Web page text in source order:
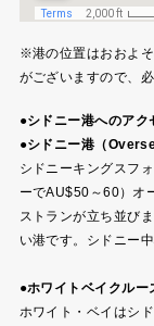
※港の位置はおおよ
がございますので、
●シドニー港へのアク
●シドニー港（
シドニーキングスフ
ーでAU$50～60）オ
ストランが立ち並び
い港です。シドニー
●ホワイトベイクル
ホワイト・ベイはシ